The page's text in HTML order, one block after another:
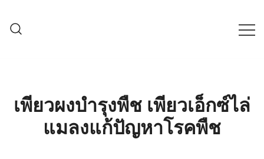
content
พร้อมดูแลพืชอย่างครบวงจร
เพียวผงบำรุงพืช เพียวเอ็กซ์ไล่
แมลงแก้ปัญหาโรคพืช